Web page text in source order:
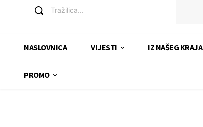
Tražilica...
NASLOVNICA VIJESTI IZ NAŠEG KRAJA
PROMO